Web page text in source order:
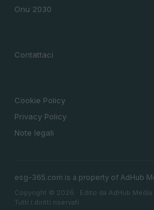
Onu 2030
Contattaci
Cookie Policy
Privacy Policy
Note legali
esg-365.com is a property of AdHub
Copyright © 2026 · Edito da AdHub
Tutti i diritti riservati